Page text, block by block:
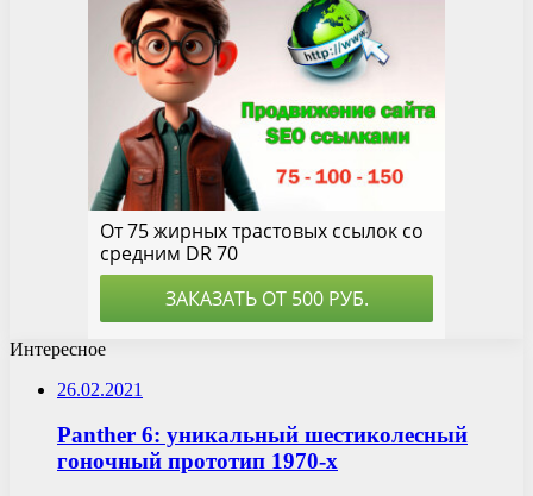
Интересное
26.02.2021
Panther 6: уникальный шестиколесный
гоночный прототип 1970-х